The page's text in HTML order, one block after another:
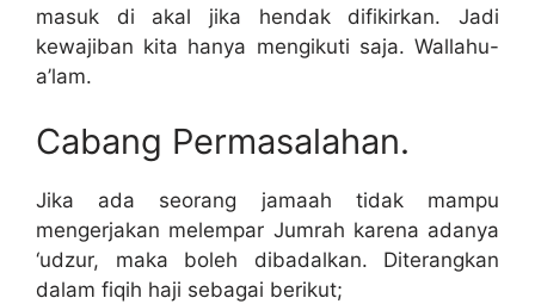
masuk di akal jika hendak difikirkan. Jadi
kewajiban kita hanya mengikuti saja. Wallahu-
a’lam.
Cabang Permasalahan.
Jika ada seorang jamaah tidak mampu
mengerjakan melempar Jumrah karena adanya
‘udzur, maka boleh dibadalkan. Diterangkan
dalam fiqih haji sebagai berikut;